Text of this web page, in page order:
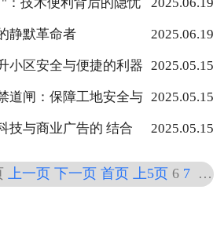
2025.06.19
静默革命者
2025.05.15
小区安全与便捷的利器
2025.05.15
道闸：保障工地安全与
2025.05.15
技与商业广告的 结合
上一页 下一页 首页 上5页 67 9